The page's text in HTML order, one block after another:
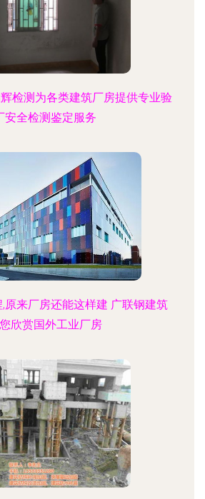
检测为各类建筑厂房提供专业验
安全检测鉴定服务
原来厂房还能这样建 广联钢建筑
欣赏国外工业厂房